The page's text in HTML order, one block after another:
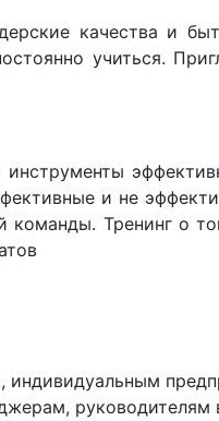
качества и
учиться.
и не
команды. Тренинг о
индивидуальным
руководителям